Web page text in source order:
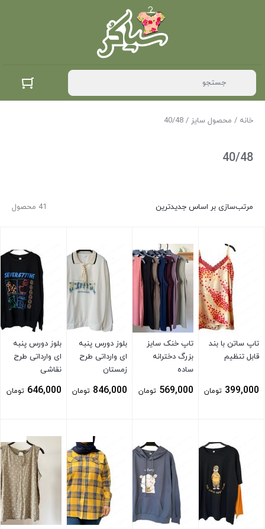
خانه / محصول سایز / 40/48
40/48
41 محصول مرتب‌سازی بر اساس جدیدترین
تاپ ساتن با بند
قابل تنظیم
399,000 تومان
تاپ خنک سایز
بزرگ دخترانه
ساده
569,000 تومان
بلوز دورس پنبه
ای وارداتی طرح
زمستان
846,000 تومان
بلوز دورس پنبه
ای وارداتی طرح
نقاشی
646,000 تومان